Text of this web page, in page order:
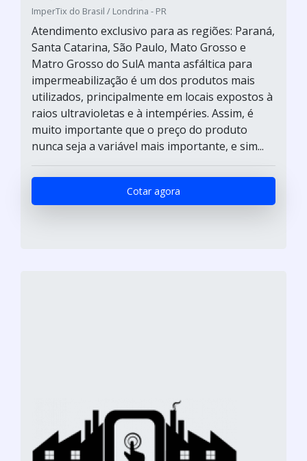
ImperTix do Brasil / Londrina - PR
Atendimento exclusivo para as regiões: Paraná,
Santa Catarina, São Paulo, Mato Grosso e
Matro Grosso do SulA manta asfáltica para
impermeabilização é um dos produtos mais
utilizados, principalmente em locais expostos à
raios ultravioletas e à intempéries. Assim, é
muito importante que o preço do produto
nunca seja a variável mais importante, e sim...
Cotar agora